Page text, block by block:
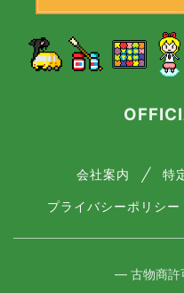
会社案内 特
プライバシーポリシー
― 古物商許